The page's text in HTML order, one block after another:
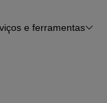
e ferramentas